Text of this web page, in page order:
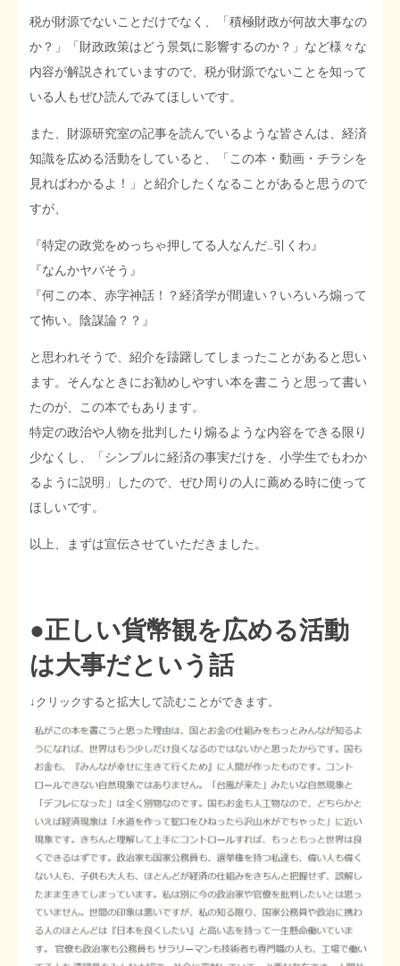
税が財源でないことだけでなく、「積極財政が何故大事なの
か？」「財政政策はどう景気に影響するのか？」など様々な
内容が解説されていますので、税が財源でないことを知って
いる人もぜひ読んでみてほしいです。
また、財源研究室の記事を読んでいるような皆さんは、経済
知識を広める活動をしていると、「この本・動画・チラシを
見ればわかるよ！」と紹介したくなることがあると思うので
すが、
『特定の政党をめっちゃ押してる人なんだ…引くわ』
『なんかヤバそう』
『何この本、赤字神話！？経済学が間違い？いろいろ煽って
て怖い。陰謀論？？』
と思われそうで、紹介を躊躇してしまったことがあると思い
ます。そんなときにお勧めしやすい本を書こうと思って書い
たのが、この本でもあります。
特定の政治や人物を批判したり煽るような内容をできる限り
少なくし、「シンプルに経済の事実だけを、小学生でもわか
るように説明」したので、ぜひ周りの人に薦める時に使って
ほしいです。
以上、まずは宣伝させていただきました。
●正しい貨幣観を広める活動
は大事だという話
↓クリックすると拡大して読むことができます。